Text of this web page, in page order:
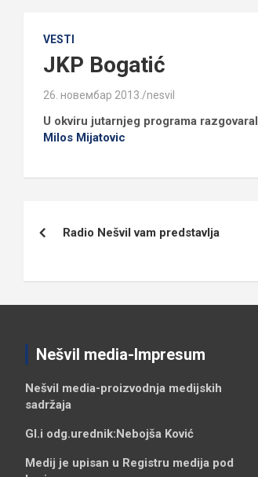
VESTI
JKP Bogatić
26. новембар 2013. nesvil
U okviru jutarnjeg programa
Milos Mijatovic
Radio Nešvil vam predstavlja
Nešvil media-Impresum
Nešvil media-proizvodnja medijskih
sadržaja
Gl.i odg.urednik:Nebojša Ković
Medij je upisan u Registru medija pod